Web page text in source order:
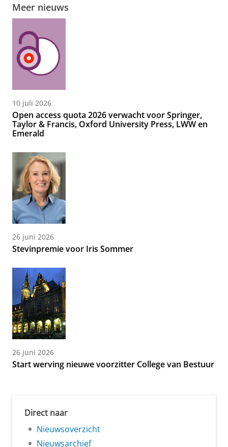
Meer nieuws
10 juli 2026
Open access quota 2026 verwacht voor Springer,
Taylor & Francis, Oxford University Press, LWW en
Emerald
26 juni 2026
Stevinpremie voor Iris Sommer
26 juni 2026
Start werving nieuwe voorzitter College van Bestuur
Direct naar
Nieuwsoverzicht
Nieuwsarchief